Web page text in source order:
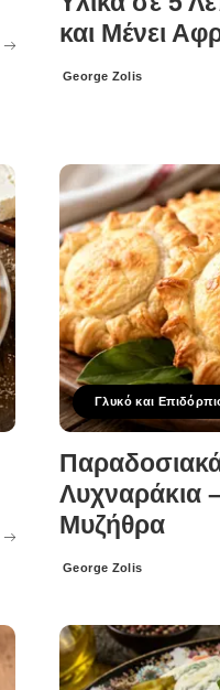
και Μένει
Posted
George Zolis
Γλυκό και
Λυχναράκια
Μυζήθρα
Posted
George Zolis